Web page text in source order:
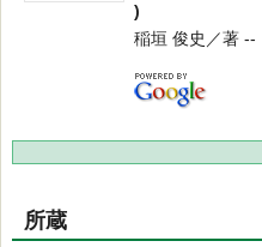
)
稲垣 俊史／著 --
所蔵